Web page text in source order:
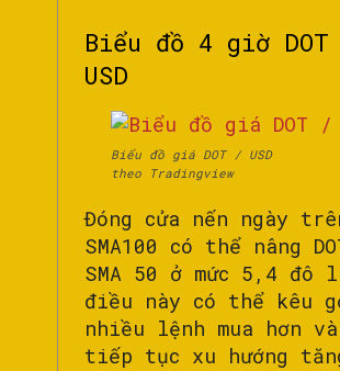
Biểu đồ 4 giờ
USD
Biểu đồ giá DOT / USD
theo Tradingview
Đóng cửa nến ngày
SMA100 có thể nâng
SMA 50 ở mức 5,4 đô
điều này có thể kêu
nhiều lệnh mua hơn
tiếp tục xu hướng